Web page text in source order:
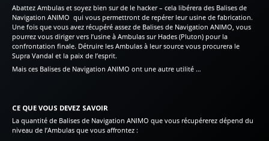
Abattez Ambulas et soyez bien sur de le hacker – cela libérera des Balises de
Navigation ANIMO qui vous permettront de repérer leur usine de fabrication.
Une fois que vous avez récupéré assez de Balises de Navigation ANIMO, vous
pourrez vous diriger vers l’usine à Ambulas sur Hades (Pluton) pour la
confrontation finale. Détruire les Ambulas à leur source vous procurera le
Supra Vandal et la paix de l’esprit.
Mais ces Balises de Navigation ANIMO ont une autre utilité …
CE QUE VOUS DEVEZ SAVOIR
La quantité de Balises de Navigation ANIMO que vous récupérerez dépend du
niveau de l’Ambulas que vous affrontez :